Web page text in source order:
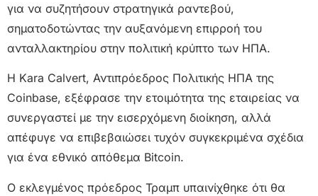
για να συζητήσουν στρατηγικά ραντεβού,
σηματοδοτώντας την αυξανόμενη επιρροή του
ανταλλακτηρίου στην πολιτική κρύπτο των ΗΠΑ.
Η Kara Calvert, Αντιπρόεδρος Πολιτικής ΗΠΑ της
Coinbase, εξέφρασε την ετοιμότητα της εταιρείας να
συνεργαστεί με την εισερχόμενη διοίκηση, αλλά
απέφυγε να επιβεβαιώσει τυχόν συγκεκριμένα σχέδια
για ένα εθνικό απόθεμα Bitcoin.
Ο εκλεγμένος πρόεδρος Τραμπ υπαινίχθηκε ότι θα